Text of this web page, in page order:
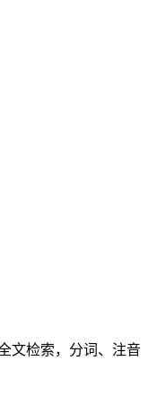
文检索，分词、注音